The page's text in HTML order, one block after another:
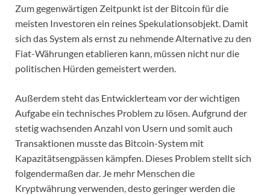
Zum gegenwärtigen Zeitpunkt ist der Bitcoin für die
meisten Investoren ein reines Spekulationsobjekt. Damit
sich das System als ernst zu nehmende Alternative zu den
Fiat-Währungen etablieren kann, müssen nicht nur die
politischen Hürden gemeistert werden.
Außerdem steht das Entwicklerteam vor der wichtigen
Aufgabe ein technisches Problem zu lösen. Aufgrund der
stetig wachsenden Anzahl von Usern und somit auch
Transaktionen musste das Bitcoin-System mit
Kapazitätsengpässen kämpfen. Dieses Problem stellt sich
folgendermaßen dar. Je mehr Menschen die
Kryptwährung verwenden, desto geringer werden die